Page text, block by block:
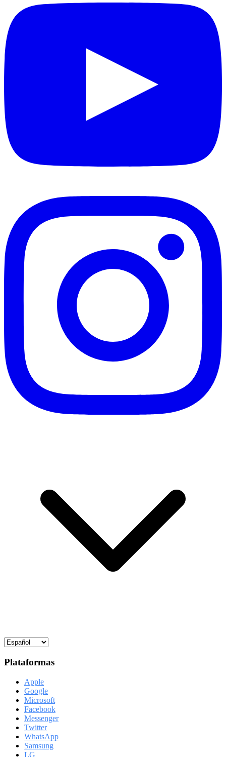
Plataformas
Apple
Google
Microsoft
Facebook
Messenger
Twitter
WhatsApp
Samsung
LG